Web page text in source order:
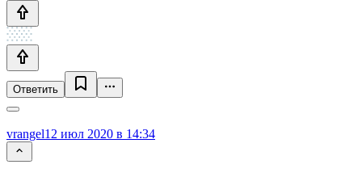
Ответить
vrangel12 июл 2020 в 14:34